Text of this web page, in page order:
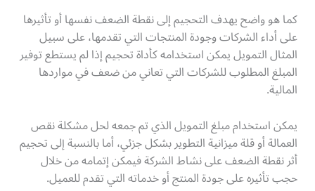
كما هو واضح يهدف التحجيم إلى نقطة الضعف نفسها أو تأثيرها
على أداء الشركات وجودة المنتجات التي تقدمها، على سبيل
المثال التمويل يمكن استخدامه كأداة تحجيم إذا لم يستطع توفير
المبلغ المطلوب للشركات التي تعاني من ضعف في مواردها
المالية.
يمكن استخدام مبلغ التمويل الذي تم جمعه لحل مشكلة نقص
العمالة أو قلة ميزانية التطوير بشكل جزئي، أما بالنسبة إلى تحجيم
أثر نقطة الضعف على نشاط الشركة فيمكن إتمامه من خلال
حجب تأثيره على جودة المنتج أو خدماته التي تقدم للعميل.